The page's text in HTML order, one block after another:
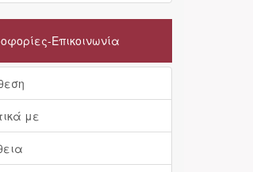
Επικοινωνία
με